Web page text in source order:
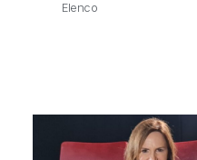
Elenco